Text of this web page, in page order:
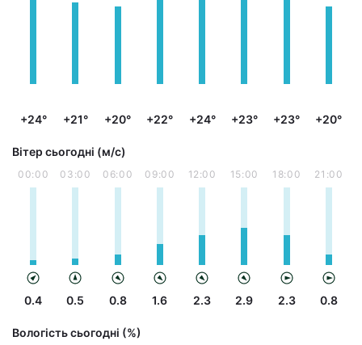
+24° +21° +20° +22° +24° +23° +23° +20°
Вітер сьогодні (м/с)
00:00
0.4
03:00
0.5
06:00
0.8
09:00
1.6
12:00
2.3
15:00
2.9
18:00
2.3
21:00
0.8
Вологість сьогодні (%)